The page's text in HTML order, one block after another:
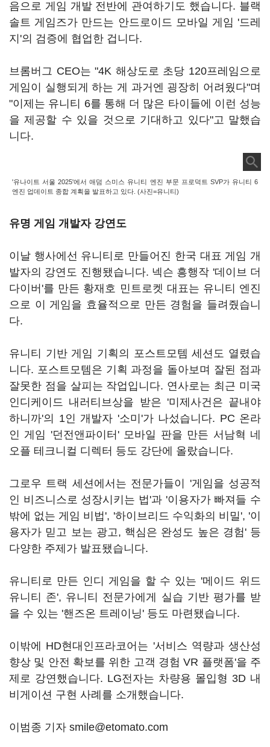
음으로 게임 개발 전반에 관여하기도 했습니다. 블랙
솔트 게임즈가 만드는 안드로이드 모바일 게임 '드레
지'의 검증에 협업한 겁니다.
브롬버그 CEO는 "4K 해상도로 초당 120프레임으로
게임이 실행되게 하는 게 과거엔 굉장히 어려웠다"며
"이제는 유니티 6를 통해 더 많은 타이들에 이런 성능
을 제공할 수 있을 것으로 기대하고 있다"고 말했습
니다.
'유나이트 서울 2025'에서 애덤 스미스 유니티 엔진 부문 프로덕트 SVP가 유니티 6
엔진 업데이트 종합 계획을 발표하고 있다. (사진=유니티)
유명 게임 개발자 강연도
이날 행사에선 유니티로 만들어진 한국 대표 게임 개
발자의 강연도 진행됐습니다. 넥슨 흥행작 '데이브 더
다이버'를 만든 황재호 민트로켓 대표는 유니티 엔진
으로 이 게임을 효율적으로 만든 경험을 들려줬습니
다.
유니티 기반 게임 기획의 포스트모템 세션도 열렸습
니다. 포스트모템은 기획 과정을 돌아보며 잘된 점과
잘못한 점을 살피는 작업입니다. 연사로는 최근 미국
인디케이드 내러티브상을 받은 '미제사건은 끝내야
하니까'의 1인 개발자 '소미'가 나섰습니다. PC 온라
인 게임 '던전앤파이터' 모바일 판을 만든 서남혁 네
오플 테크니컬 디렉터 등도 강단에 올랐습니다.
그로우 트랙 세션에서는 전문가들이 '게임을 성공적
인 비즈니스로 성장시키는 법'과 '이용자가 빠져들 수
밖에 없는 게임 비법', '하이브리드 수익화의 비밀', '이
용자가 믿고 보는 광고, 핵심은 완성도 높은 경험' 등
다양한 주제가 발표됐습니다.
유니티로 만든 인디 게임을 할 수 있는 '메이드 위드
유니티 존', 유니티 전문가에게 실습 기반 평가를 받
을 수 있는 '핸즈온 트레이닝' 등도 마련됐습니다.
이밖에 HD현대인프라코어는 '서비스 역량과 생산성
향상 및 안전 확보를 위한 고객 경험 VR 플랫폼'을 주
제로 강연했습니다. LG전자는 차량용 몰입형 3D 내
비게이션 구현 사례를 소개했습니다.
이범종 기자 smile@etomato.com